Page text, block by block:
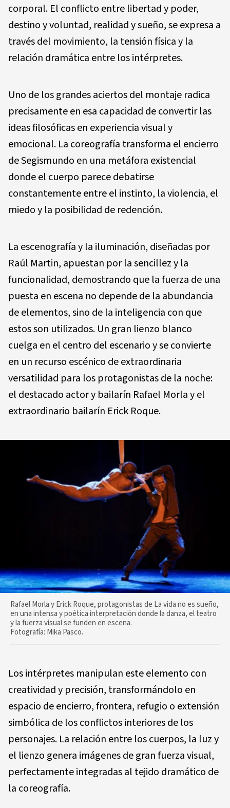
corporal. El conflicto entre libertad y poder,
destino y voluntad, realidad y sueño, se expresa a
través del movimiento, la tensión física y la
relación dramática entre los intérpretes.
Uno de los grandes aciertos del montaje radica
precisamente en esa capacidad de convertir las
ideas filosóficas en experiencia visual y
emocional. La coreografía transforma el encierro
de Segismundo en una metáfora existencial
donde el cuerpo parece debatirse
constantemente entre el instinto, la violencia, el
miedo y la posibilidad de redención.
La escenografía y la iluminación, diseñadas por
Raúl Martin, apuestan por la sencillez y la
funcionalidad, demostrando que la fuerza de una
puesta en escena no depende de la abundancia
de elementos, sino de la inteligencia con que
estos son utilizados. Un gran lienzo blanco
cuelga en el centro del escenario y se convierte
en un recurso escénico de extraordinaria
versatilidad para los protagonistas de la noche:
el destacado actor y bailarín Rafael Morla y el
extraordinario bailarín Erick Roque.
Rafael Morla y Erick Roque, protagonistas de La vida no es sueño,
en una intensa y poética interpretación donde la danza, el teatro
y la fuerza visual se funden en escena.
Fotografía: Mika Pasco.
Los intérpretes manipulan este elemento con
creatividad y precisión, transformándolo en
espacio de encierro, frontera, refugio o extensión
simbólica de los conflictos interiores de los
personajes. La relación entre los cuerpos, la luz y
el lienzo genera imágenes de gran fuerza visual,
perfectamente integradas al tejido dramático de
la coreografía.